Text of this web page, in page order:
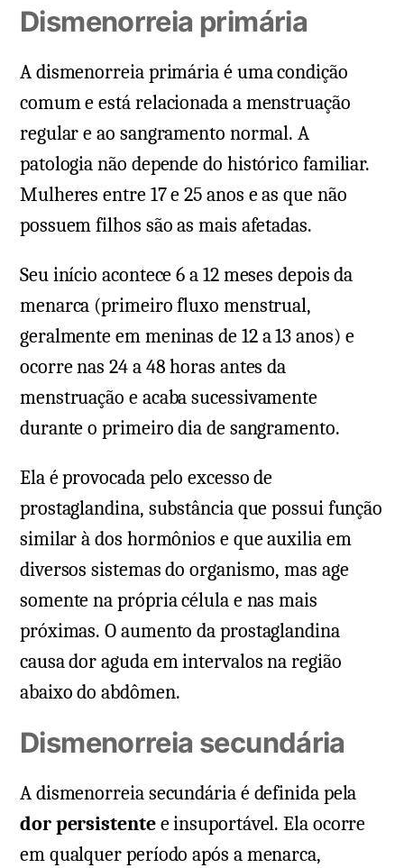
Dismenorreia primária
A dismenorreia primária é uma condição
comum e está relacionada a menstruação
regular e ao sangramento normal. A
patologia não depende do histórico familiar.
Mulheres entre 17 e 25 anos e as que não
possuem filhos são as mais afetadas.
Seu início acontece 6 a 12 meses depois da
menarca (primeiro fluxo menstrual,
geralmente em meninas de 12 a 13 anos) e
ocorre nas 24 a 48 horas antes da
menstruação e acaba sucessivamente
durante o primeiro dia de sangramento.
Ela é provocada pelo excesso de
prostaglandina, substância que possui função
similar à dos hormônios e que auxilia em
diversos sistemas do organismo, mas age
somente na própria célula e nas mais
próximas. O aumento da prostaglandina
causa dor aguda em intervalos na região
abaixo do abdômen.
Dismenorreia secundária
A dismenorreia secundária é definida pela
dor persistentee insuportável. Ela ocorre
em qualquer período após a menarca,